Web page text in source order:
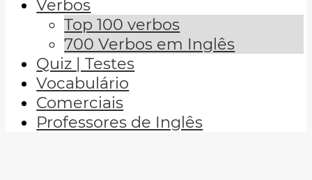
Verbos
Top 100 verbos
700 Verbos em Inglês
Quiz | Testes
Vocabulário
Comerciais
Professores de Inglês